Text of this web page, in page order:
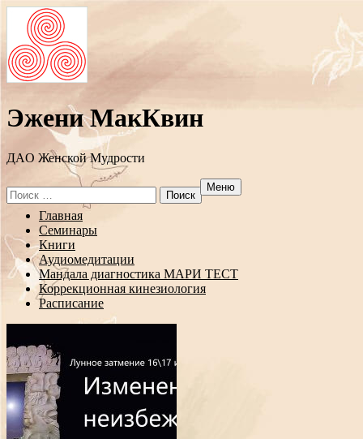
Эжени МакКвин
ДAO Женской Мудрости
Search
for:
Меню
Перейти
содержанию
Главная
Семинары
Книги
Аудиомедитации
Мандала диагностика МАРИ ТЕСТ
Коррекционная кинезиология
Расписание